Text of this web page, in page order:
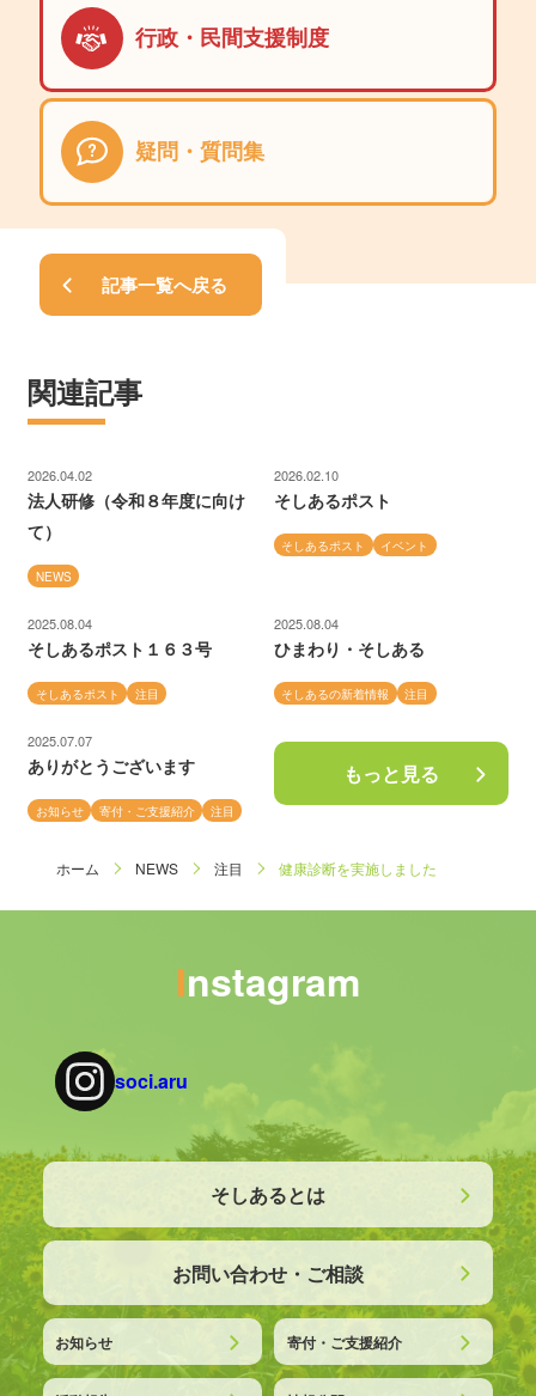
行政・民間支援制度
疑問・質問集
記事一覧へ戻る
関連記事
2026.04.02
法人研修（令和８年度に向け
て）
NEWS
2026.02.10
そしあるポスト
そしあるポスト イベント
2025.08.04
そしあるポスト１６３号
そしあるポスト 注目
2025.08.04
ひまわり・そしある
そしあるの新着情報 注目
2025.07.07
ありがとうございます
お知らせ 寄付・ご支援紹介 注目
もっと見る
ホーム NEWS 注目 健康診断を実施しました
Instagram
soci.aru
そしあるとは
お問い合わせ・ご相談
お知らせ 寄付・ご支援紹介